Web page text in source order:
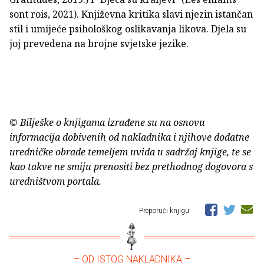
sont rois, 2021). Književna kritika slavi njezin istančan
stil i umijeće psihološkog oslikavanja likova. Djela su
joj prevedena na brojne svjetske jezike.
© Bilješke o knjigama izrađene su na osnovu
informacija dobivenih od nakladnika i njihove dodatne
uredničke obrade temeljem uvida u sadržaj knjige, te se
kao takve ne smiju prenositi bez prethodnog dogovora s
uredništvom portala.
Preporuči knjigu
– OD ISTOG NAKLADNIKA –